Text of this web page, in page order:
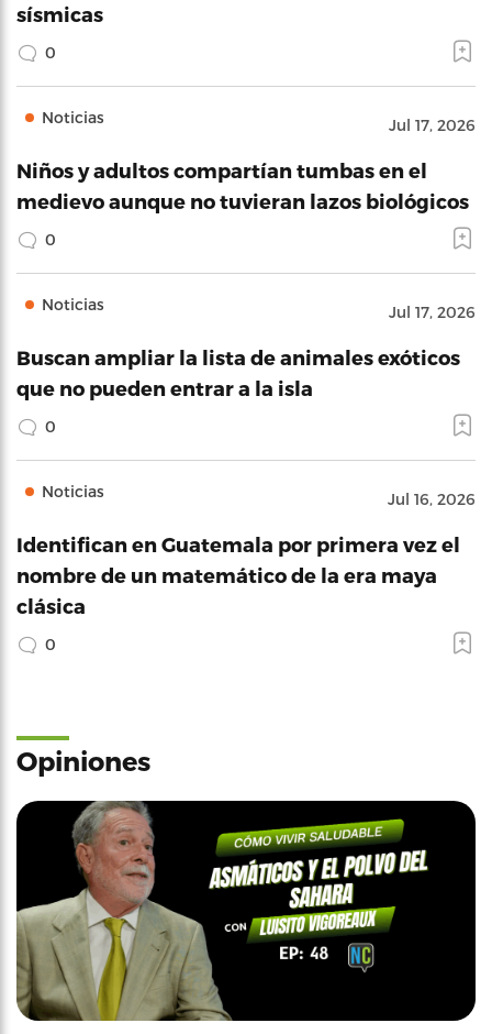
sísmicas
0
Noticias Jul 17, 2026
Niños y adultos compartían tumbas en el
medievo aunque no tuvieran lazos biológicos
0
Noticias Jul 17, 2026
Buscan ampliar la lista de animales exóticos
que no pueden entrar a la isla
0
Noticias Jul 16, 2026
Identifican en Guatemala por primera vez el
nombre de un matemático de la era maya
clásica
0
Opiniones